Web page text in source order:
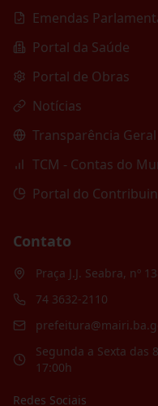
Emendas
Portal da Saúde
Portal de Obras
Notícias
Transparência Geral
TCM - Contas do
Portal do
Contato
Praça J.J. Seabra, nº
74 3632-2110
Segunda a Sexta das
17:00h
Redes Sociais